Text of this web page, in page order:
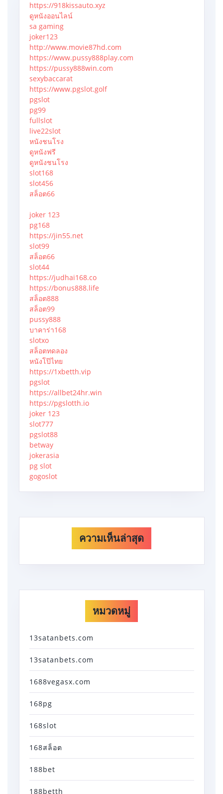
https://918kissauto.xyz
ดูหนังออนไลน์
sa gaming
joker123
http://www.movie87hd.com
https://www.pussy888play.com
https://pussy888win.com
sexybaccarat
https://www.pgslot.golf
pgslot
pg99
fullslot
live22slot
หนังชนโรง
ดูหนังฟรี
ดูหนังชนโรง
slot168
slot456
สล็อต66
joker 123
pg168
https://jin55.net
slot99
สล็อต66
slot44
https://judhai168.co
https://bonus888.life
สล็อต888
สล็อต99
pussy888
บาคาร่า168
slotxo
สล็อตทดลอง
หนังโป๊ไทย
https://1xbetth.vip
pgslot
https://allbet24hr.win
https://pgslotth.io
joker 123
slot777
pgslot88
betway
jokerasia
pg slot
gogoslot
ความเห็นล่าสุด
หมวดหมู่
13satanbets.com
13satanbets.com
1688vegasx.com
168pg
168slot
168สล็อต
188bet
188betth